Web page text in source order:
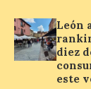
2026,
Europeo
León
diez
este